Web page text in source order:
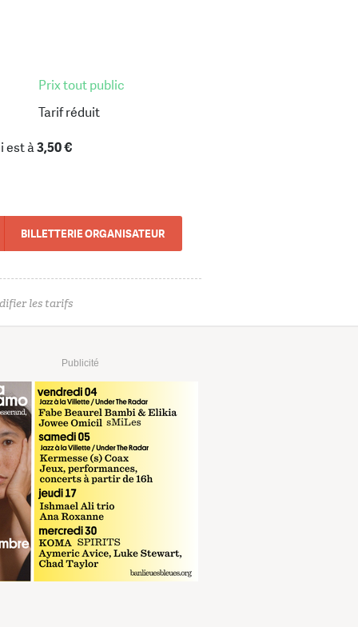
Prix tout public
Tarif réduit
BILLETTERIE ORGANISATEUR
est à3,50 €
les tarifs
Publicité